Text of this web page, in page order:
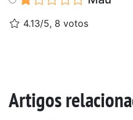
4.13/5, 8 votos
Artigos